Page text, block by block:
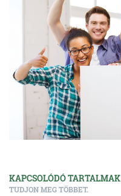
KAPCSOLÓDÓ TARTALMAK
TUDJON MEG TÖBBET.